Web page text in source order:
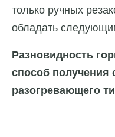
только ручных
обладать
Разновидность
способ получения
разогревающего